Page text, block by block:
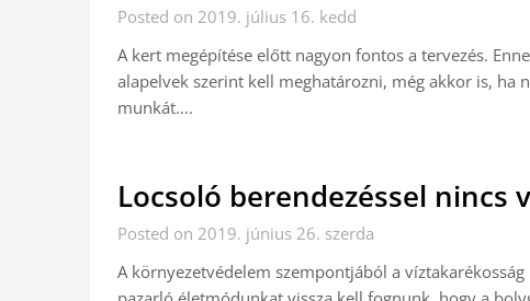
Posted on 2019. július 16. kedd
A kert megépítése előtt nagyon fontos a tervezés.
alapelvek szerint kell meghatározni, még akkor is, ha
munkát….
Locsoló berendezéssel nincs
Posted on 2019. június 26. szerda
A környezetvédelem szempontjából a